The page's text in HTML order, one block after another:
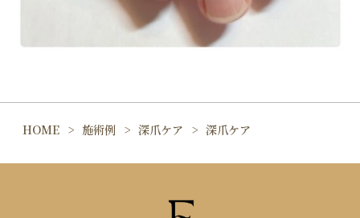
HOME 施術例 深爪ケア 深爪ケア